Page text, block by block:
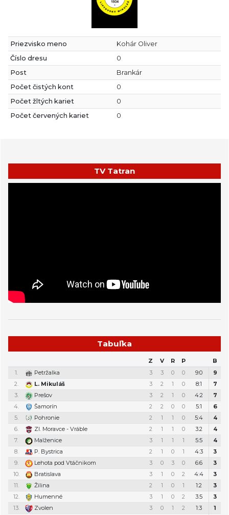
Priezvisko meno
Kohár Oliver
Číslo dresu
0
Post
Brankár
Počet čistých kont
0
Počet žltých kariet
0
Počet červených kariet
0
TV Tatran
Tabuľka
Z V R P
B
1.
Petržalka 3 3 0 0 9:0
9
2.
L. Mikuláš 3 2 1 0 8:1
7
3.
Prešov 3 2 1 0 4:2
7
4.
Šamorín 2 2 0 0 5:1
6
5.
Pohronie 2 1 1 0 5:4
4
6.
Zl. Moravce - Vráble 2 1 1 0 3:2
4
7.
Malženice 3 1 1 1 5:5
4
8.
P. Bystrica 2 1 0 1 4:3
3
9.
Lehota pod Vtáčnikom 3 0 3 0 6:6
3
10.
Bratislava 3 1 0 2 4:4
3
11.
Žilina 2 1 0 1 1:2
3
12.
Humenné 3 1 0 2 3:5
3
13.
Zvolen 3 0 1 2 1:3
1